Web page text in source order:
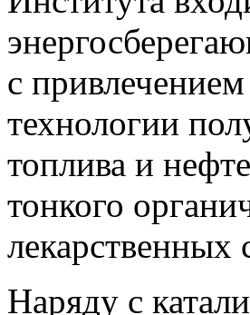
с привлечением
технологии
топлива и
тонкого
лекарственных
Наряду с